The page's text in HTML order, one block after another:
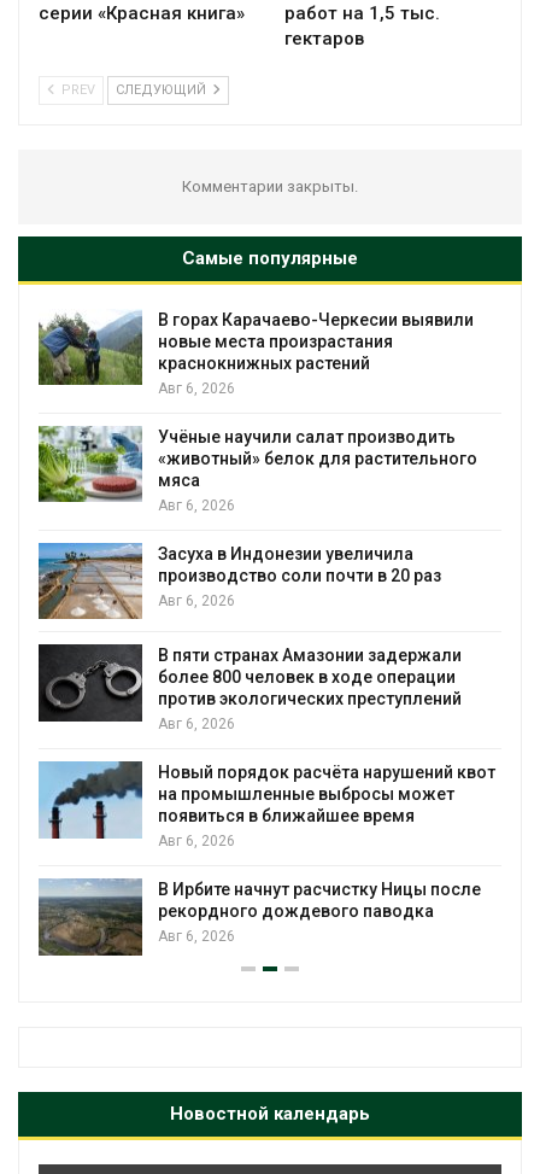
серии «Красная книга»
работ на 1,5 тыс.
гектаров
PREV СЛЕДУЮЩИЙ
Комментарии закрыты.
Самые популярные
В горах Карачаево-Черкесии выявили
новые места произрастания
краснокнижных растений
Авг 6, 2026
Учёные научили салат производить
«животный» белок для растительного
мяса
Авг 6, 2026
Засуха в Индонезии увеличила
производство соли почти в 20 раз
Авг 6, 2026
В пяти странах Амазонии задержали
более 800 человек в ходе операции
против экологических преступлений
Авг 6, 2026
Новый порядок расчёта нарушений квот
на промышленные выбросы может
появиться в ближайшее время
Авг 6, 2026
В Ирбите начнут расчистку Ницы после
рекордного дождевого паводка
Авг 6, 2026
Новостной календарь